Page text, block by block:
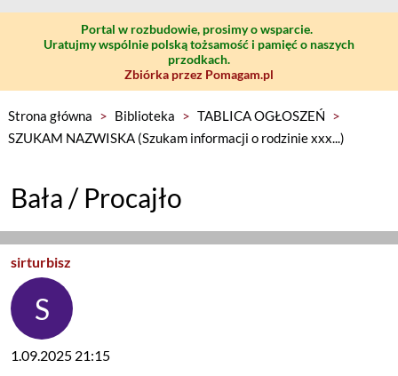
Portal w rozbudowie, prosimy o wsparcie.
Uratujmy wspólnie polską tożsamość i pamięć o naszych
przodkach.
Zbiórka przez Pomagam.pl
Strona główna > Biblioteka > TABLICA OGŁOSZEŃ >
SZUKAM NAZWISKA (Szukam informacji o rodzinie xxx...)
Bała / Procajło
sirturbisz
1.09.2025 21:15